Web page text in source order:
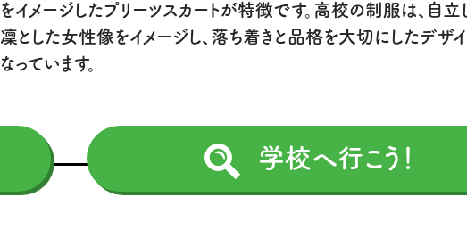
をイメージしたプリーツスカートが特徴です。高校の制服は、自立
凜とした女性像をイメージし、落ち着きと品格を大切にしたデザイ
なっています。
学校へ行こう！